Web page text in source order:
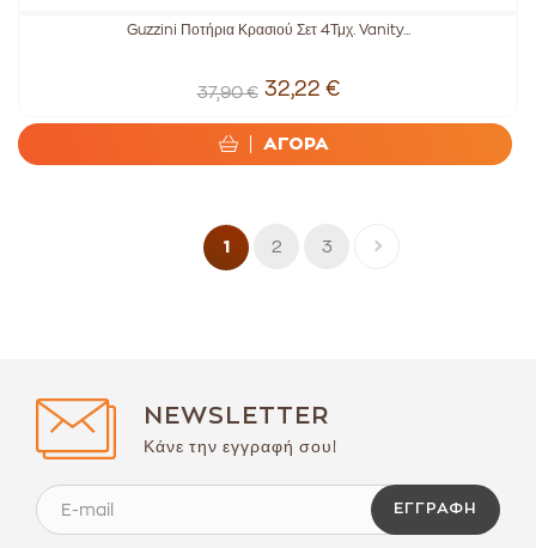
Guzzini Ποτήρια Κρασιού Σετ 4Τμχ. Vanity...
37,90 € 32,22 €
ΑΓΟΡΑ
1 2 3
NEWSLETTER
Κάνε την εγγραφή σου!
ΕΓΓΡΑΦΉ